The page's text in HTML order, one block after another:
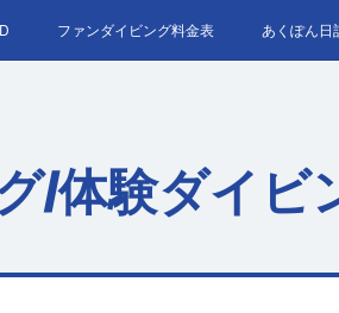
ファンダイビング料金表 あくぽん日
/体験ダイビ